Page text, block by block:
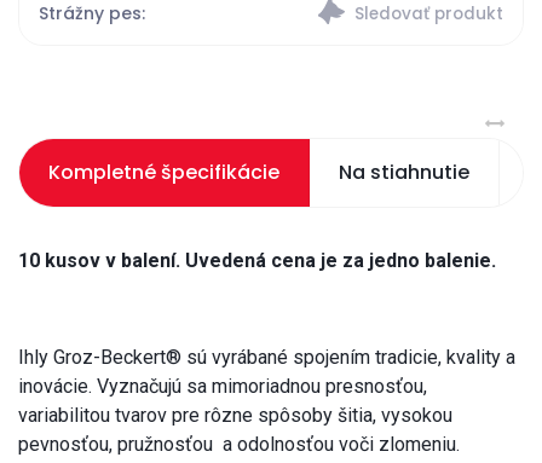
Strážny pes:
Kompletné špecifikácie Na stiahnutie
10 kusov v balení. Uvedená cena je za jedno balenie.
Ihly Groz-Beckert® sú vyrábané spojením tradicie, kvality a
inovácie. Vyznačujú sa mimoriadnou presnosťou,
variabilitou tvarov pre rôzne spôsoby šitia, vysokou
pevnosťou, pružnosťou a odolnosťou voči zlomeniu.